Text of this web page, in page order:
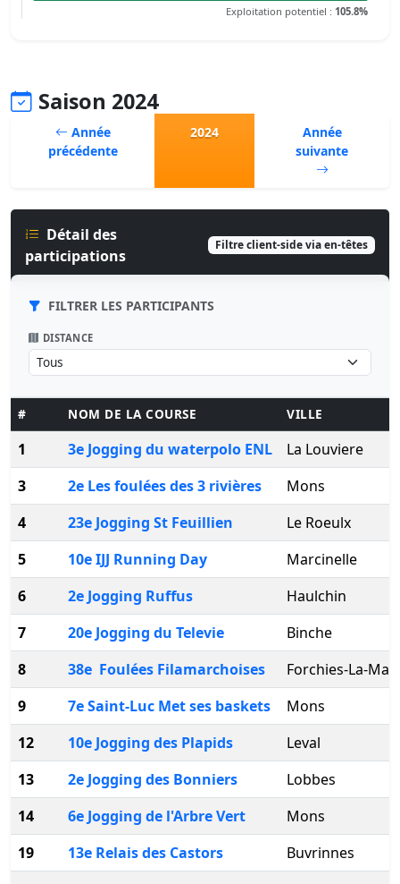
Exploitation potentiel : 105.8%
Saison 2024
Année
précédente
2024
Année
suivante
Détail des
participations
Filtre client-side via en-têtes
FILTRER LES PARTICIPANTS
DISTANCE
# NOM DE LA COURSE VILLE
1 3e Jogging du waterpolo ENL
La Louviere
3
2e Les foulées des 3 rivières
Mons
4
23e Jogging St Feuillien
Le Roeulx
5
10e IJJ Running Day
Marcinelle
6
2e Jogging Ruffus
Haulchin
7
20e Jogging du Televie
Binche
8
38e Foulées Filamarchoises
Forchies-La-
9
7e Saint-Luc Met ses baskets
Mons
12
10e Jogging des Plapids
Leval
13
2e Jogging des Bonniers
Lobbes
14
6e Jogging de l'Arbre Vert
Mons
19
13e Relais des Castors
Buvrinnes